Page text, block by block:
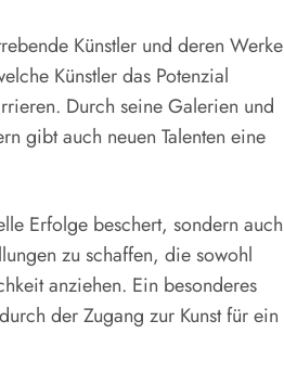
Künstler und deren Werke
Künstler das Potenzial
Durch seine Galerien und
gibt auch neuen Talenten eine
Erfolge beschert, sondern auch
zu schaffen, die sowohl
anziehen. Ein besonderes
der Zugang zur Kunst für ein